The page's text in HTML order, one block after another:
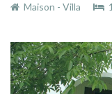
Maison - Villa